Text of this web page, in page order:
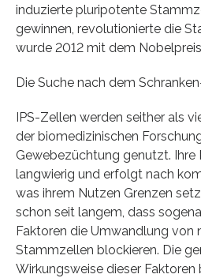
induzierte pluripotente
gewinnen, revolutionierte die
wurde 2012 mit dem
Die Suche nach dem
IPS-Zellen werden seither als
der biomedizinischen
Gewebezüchtung genutzt. Ihre
langwierig und erfolgt nach
was ihrem Nutzen Grenzen
schon seit langem, dass
Faktoren die Umwandlung von
Stammzellen blockieren. Die
Wirkungsweise dieser Faktoren